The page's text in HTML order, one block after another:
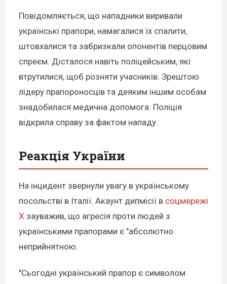
Повідомляється, що нападники виривали
українські прапори, намагалися їх спалити,
штовхалися та забризкали опонентів перцовим
спреєм. Дісталося навіть поліцейським, які
втрутилися, щоб розняти учасників. Зрештою
лідеру прапороносців та деяким іншим особам
знадобилася медична допомога. Поліція
відкрила справу за фактом нападу.
Реакція України
На інцидент звернули увагу в українському
посольстві в Італії. Акаунт дипмісії в соцмережі
Х зауважив, що агресія проти людей з
українськими прапорами є "абсолютно
неприйнятною.
"Сьогодні український прапор є символом